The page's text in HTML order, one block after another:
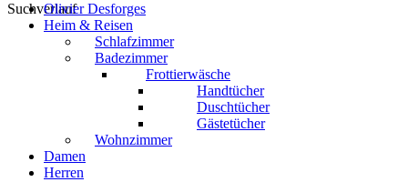
SuchverlaufOlivier Desforges
Heim & Reisen
Schlafzimmer
Badezimmer
Frottierwäsche
Handtücher
Duschtücher
Gästetücher
Wohnzimmer
Damen
Herren